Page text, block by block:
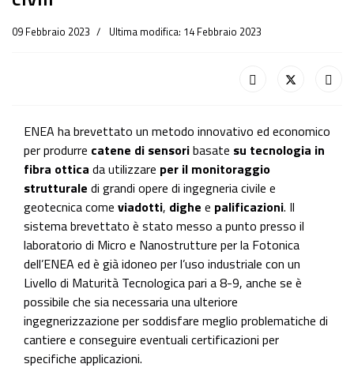
09 Febbraio 2023 Ultima modifica: 14 Febbraio 2023
ENEA ha brevettato un metodo innovativo ed economico
per produrre catene di sensoribasate su tecnologia in
fibra ottica da utilizzare per il monitoraggio
strutturale di grandi opere di ingegneria civile e
geotecnica come viadotti, dighe e palificazioni. Il
sistema brevettato è stato messo a punto presso il
laboratorio di Micro e Nanostrutture per la Fotonica
dell’ENEA ed è già idoneo per l’uso industriale con un
Livello di Maturità Tecnologica pari a 8-9, anche se è
possibile che sia necessaria una ulteriore
ingegnerizzazione per soddisfare meglio problematiche di
cantiere e conseguire eventuali certificazioni per
specifiche applicazioni.